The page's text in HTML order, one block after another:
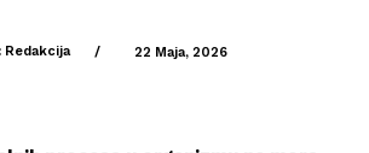
Redakcija / 22 Maja, 2026